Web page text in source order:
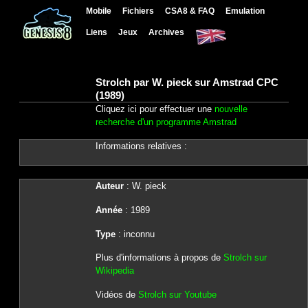
Mobile Fichiers CSA8 & FAQ Emulation
Liens Jeux Archives
Strolch par W. pieck sur Amstrad CPC
(1989)
Cliquez ici pour effectuer une nouvelle
recherche d'un programme Amstrad
Informations relatives :
Auteur: W. pieck
Année: 1989
Type: inconnu
Plus d'informations à propos de Strolch sur
Wikipedia
Vidéos de Strolch sur Youtube